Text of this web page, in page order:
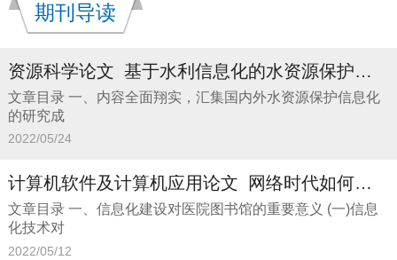
期刊导读
资源科学论文_基于水利信息化的水资源保护规划
文章目录 一、内容全面翔实，汇集国内外水资源保护信息化
的研究成
2022/05/24
计算机软件及计算机应用论文_网络时代如何有效
文章目录 一、信息化建设对医院图书馆的重要意义 (一)信息
化技术对
2022/05/12